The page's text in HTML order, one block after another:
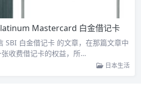
Mastercard 白金借记卡
SBI 白金借记卡 的文章，在那篇文章中
收费借记卡的权益，所…
日本生活